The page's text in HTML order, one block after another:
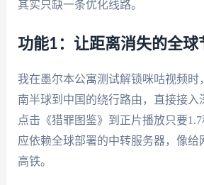
其实只缺一条优化线路。
功能1：让距离消失的全球
我在墨尔本公寓测试解锁咪咕视频时，
南半球到中国的绕行路由，直接接入
点击《猎罪图鉴》到正片播放只要
应依赖全球部署的中转服务器，像给
高铁。